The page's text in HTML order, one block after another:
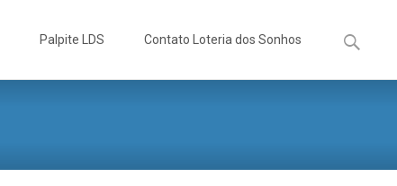
Palpite LDS Contato Loteria dos Sonhos
por: